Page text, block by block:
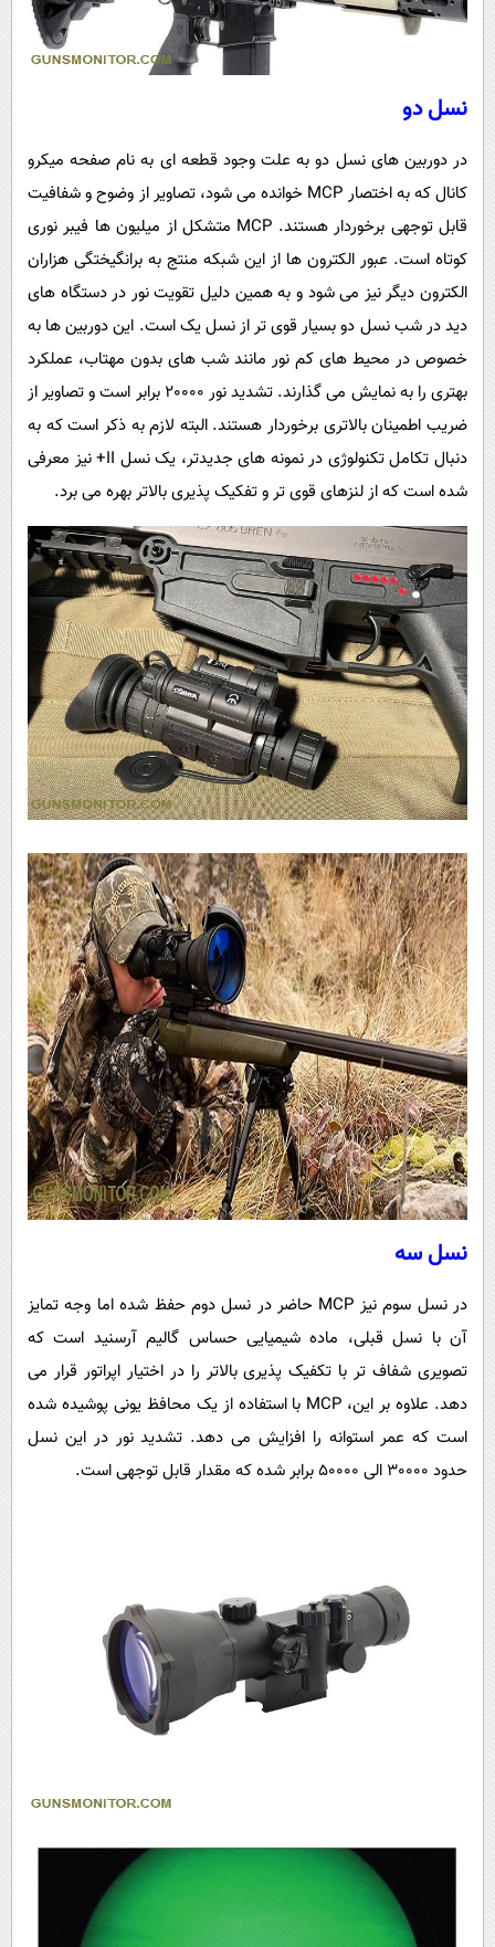
نسل دو
در دوربین های نسل دو به علت وجود قطعه ای به نام صفحه میکرو
کانال که به اختصار MCP خوانده می شود، تصاویر از وضوح و شفافیت
قابل توجهی برخوردار هستند. MCP متشکل از میلیون ها فیبر نوری
کوتاه است. عبور الکترون ها از این شبکه منتج به برانگیختگی هزاران
الکترون دیگر نیز می شود و به همین دلیل تقویت نور در دستگاه های
دید در شب نسل دو بسیار قوی تر از نسل یک است. این دوربین ها به
خصوص در محیط های کم نور مانند شب های بدون مهتاب، عملکرد
بهتری را به نمایش می گذارند. تشدید نور 20000 برابر است و تصاویر از
ضریب اطمینان بالاتری برخوردار هستند. البته لازم به ذکر است که به
دنبال تکامل تکنولوژی در نمونه های جدیدتر، یک نسل II+ نیز معرفی
شده است که از لنزهای قوی تر و تفکیک پذیری بالاتر بهره می برد.
نسل سه
در نسل سوم نیز MCP حاضر در نسل دوم حفظ شده اما وجه تمایز
آن با نسل قبلی، ماده شیمیایی حساس گالیم آرسنید است که
تصویری شفاف تر با تکفیک پذیری بالاتر را در اختیار اپراتور قرار می
دهد. علاوه بر این، MCP با استفاده از یک محافظ یونی پوشیده شده
است که عمر استوانه را افزایش می دهد. تشدید نور در این نسل
حدود 30000 الی 50000 برابر شده که مقدار قابل توجهی است.